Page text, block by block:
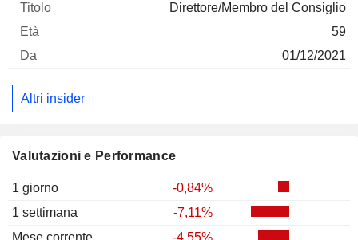
Valutazioni e Performance
1 giorno
-0,84%
1 settimana
-7,11%
Direttore/Membro del Consiglio
59
01/12/2021
Altri insider